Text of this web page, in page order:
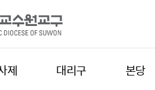
제 대리구 본당